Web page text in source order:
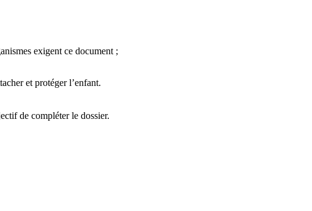
exigent ce document ;
et protéger l’enfant.
de compléter le dossier.